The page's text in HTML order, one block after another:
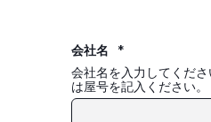
会社名
*
会社名を入力してくだ
は屋号を記入ください。